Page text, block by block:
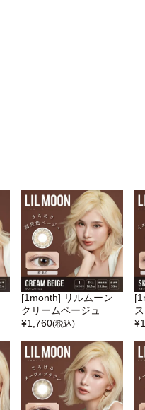
[1month] リルムーン
クリームベージュ
¥1,760(税込)
¥